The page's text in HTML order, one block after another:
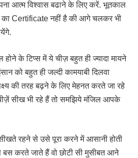
आत्म विश्वास बढाने के लिए करें. भूतकाल
का Certificate नहीं है की आगे चलकर भी
के टिप्स में ये चीज़ बहुत ही ज्यादा मायने
को बहुत ही जल्दी कामयाबी दिलवा
की तरह बढ़ने के लिए मेहनत करते जा रहे
सीख भी रहे हैं तो समझिये मंजिल आपके
रहने से उसे पूरा करने में आसानी होती
बस करते जाते हैं वो छोटी सी मुसीबत आने